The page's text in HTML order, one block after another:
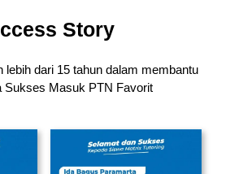
Story
lebih dari 15 tahun dalam membantu
Sukses Masuk PTN Favorit